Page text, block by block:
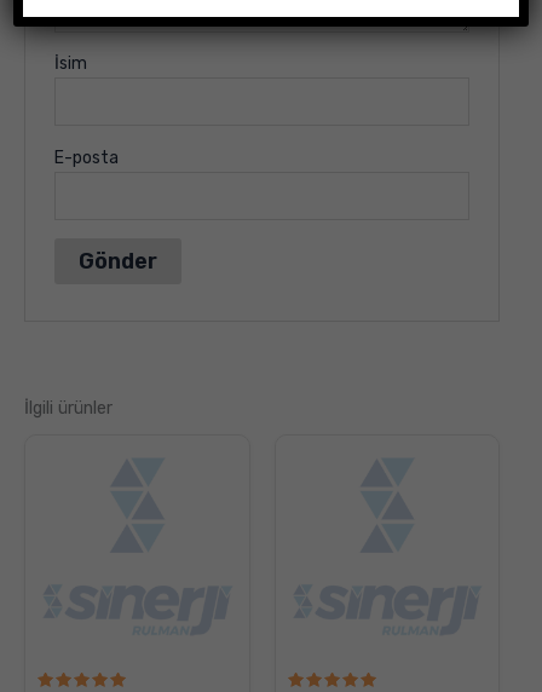
İsim
E-posta
İlgili ürünler